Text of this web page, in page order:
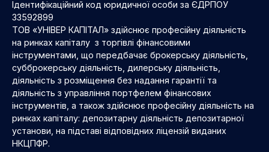
Ідентифікаційний код юридичної особи за ЄДРПОУ
33592899
ТОВ «УНІВЕР КАПІТАЛ» здійснює професійну діяльність
на ринках капіталу з торгівлі фінансовими
інструментами, що передбачає брокерську діяльність,
субброкерську діяльність, дилерську діяльність,
діяльність з розміщення без надання гарантії та
діяльність з управління портфелем фінансових
інструментів, а також здійснює професійну діяльність на
ринках капіталу: депозитарну діяльність депозитарної
установи, на підставі відповідних ліцензій виданих
НКЦПФР.